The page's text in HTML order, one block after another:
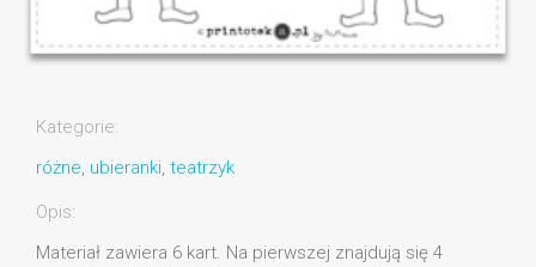
Kategorie:
różne, ubieranki, teatrzyk
Opis:
Materiał zawiera 6 kart. Na pierwszej znajdują się 4